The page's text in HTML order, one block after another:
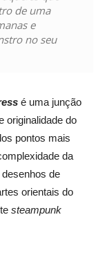
de uma
e
no seu
é uma junção
originalidade do
pontos mais
da
de
orientais do
steampunk